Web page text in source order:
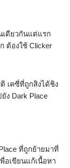
เดียวกันแต่แรก
ต้องใช้ Clicker
เคซี่ที่ถูกสิงได้ชิง
ง Dark Place
ที่ถูกย้ายมาที่
อเขียนแก้เนื้อหา